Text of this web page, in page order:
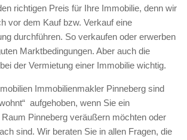
richtigen Preis für Ihre Immobilie, denn wir
vor dem Kauf bzw. Verkauf eine
durchführen. So verkaufen oder erwerben
Marktbedingungen. Aber auch die
der Vermietung einer Immobilie wichtig.
Immobilienmakler Pinneberg sind
aufgehoben, wenn Sie ein
Pinneberg veräußern möchten oder
sind. Wir beraten Sie in allen Fragen, die